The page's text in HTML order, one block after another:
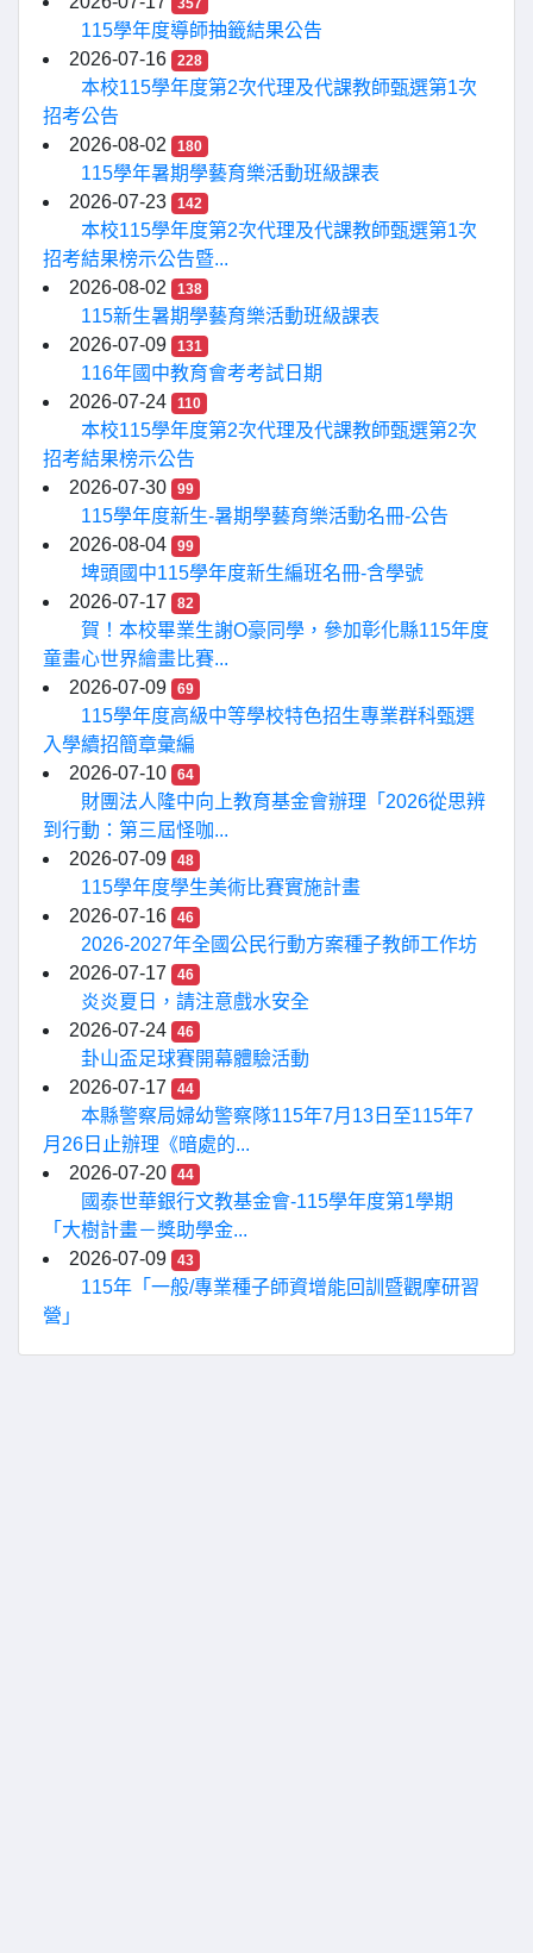
357
115學年度導師抽籤結果公告
2026-07-16
228
本校115學年度第2次代理及代課教師甄選第1次
招考公告
2026-08-02
180
115學年暑期學藝育樂活動班級課表
2026-07-23
142
本校115學年度第2次代理及代課教師甄選第1次
招考結果榜示公告暨...
2026-08-02
138
115新生暑期學藝育樂活動班級課表
2026-07-09
131
116年國中教育會考考試日期
2026-07-24
110
本校115學年度第2次代理及代課教師甄選第2次
招考結果榜示公告
2026-07-30
99
115學年度新生-暑期學藝育樂活動名冊-公告
2026-08-04
99
埤頭國中115學年度新生編班名冊-含學號
2026-07-17
82
賀！本校畢業生謝O豪同學，參加彰化縣115年度
童畫心世界繪畫比賽...
2026-07-09
69
115學年度高級中等學校特色招生專業群科甄選
入學續招簡章彙編
2026-07-10
64
財團法人隆中向上教育基金會辦理「2026從思辨
到行動：第三屆怪咖...
2026-07-09
48
115學年度學生美術比賽實施計畫
2026-07-16
46
2026-2027年全國公民行動方案種子教師工作坊
2026-07-17
46
炎炎夏日，請注意戲水安全
2026-07-24
46
卦山盃足球賽開幕體驗活動
2026-07-17
44
本縣警察局婦幼警察隊115年7月13日至115年7
月26日止辦理《暗處的...
2026-07-20
44
國泰世華銀行文教基金會-115學年度第1學期
「大樹計畫－獎助學金...
2026-07-09
43
115年「一般/專業種子師資增能回訓暨觀摩研習
營」